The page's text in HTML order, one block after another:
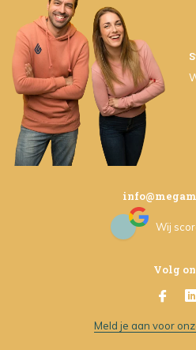
Wij
Volg
Meld je aan voor